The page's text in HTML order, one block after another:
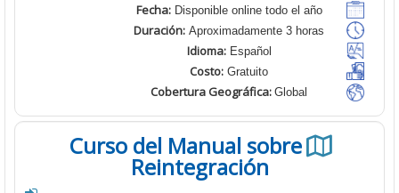
Fecha:Disponible online todo el año
Duración:Aproximadamente 3 horas
Idioma:
Costo:
Cobertura Geográfica: Global
Curso del Manual sobre
Reintegración